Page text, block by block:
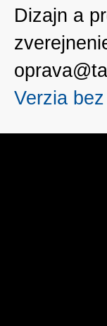
Dizajn a
Verzia